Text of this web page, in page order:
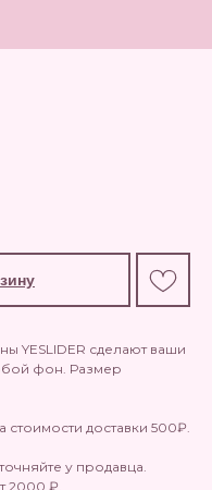
YESLIDER сделают ваши
фон. Размер
стоимости доставки 500₽.
у продавца.
2000 ₽.